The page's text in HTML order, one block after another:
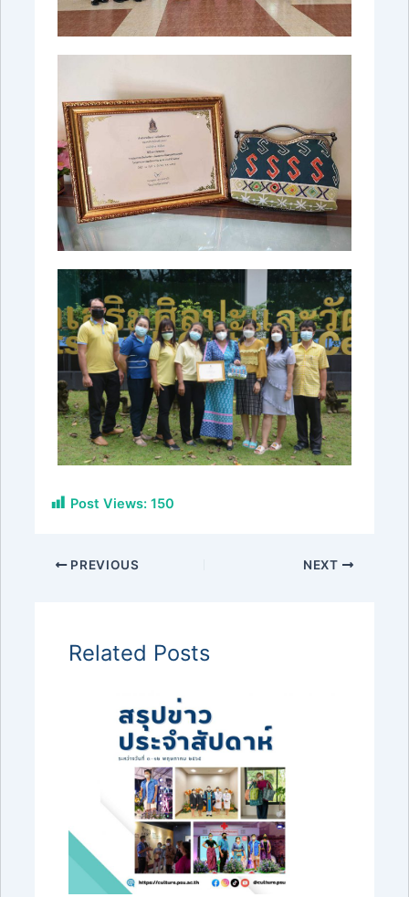
Post Views: 150
PREVIOUS NEXT
Related Posts